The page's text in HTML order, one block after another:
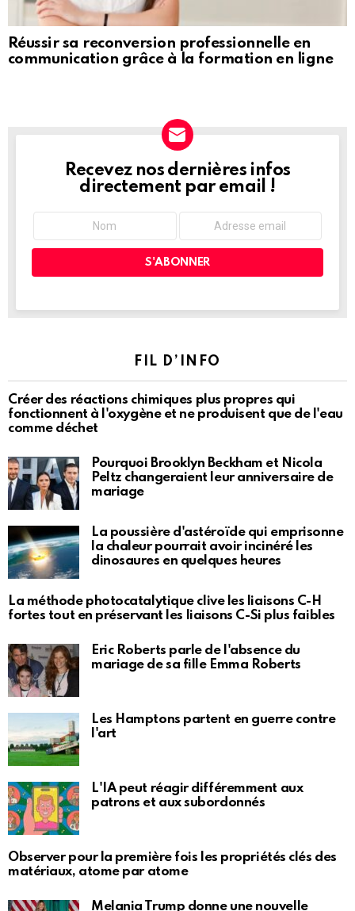
Réussir sa reconversion professionnelle en
communication grâce à la formation en ligne
NEWSLETTER
Recevez nos dernières infos
directement par email !
FIL D’INFO
Créer des réactions chimiques plus propres qui
fonctionnent à l'oxygène et ne produisent que de l'eau
comme déchet
Pourquoi Brooklyn Beckham et Nicola
Peltz changeraient leur anniversaire de
mariage
La poussière d'astéroïde qui emprisonne
la chaleur pourrait avoir incinéré les
dinosaures en quelques heures
La méthode photocatalytique clive les liaisons C-H
fortes tout en préservant les liaisons C-Si plus faibles
Eric Roberts parle de l'absence du
mariage de sa fille Emma Roberts
Les Hamptons partent en guerre contre
l'art
L'IA peut réagir différemment aux
patrons et aux subordonnés
Observer pour la première fois les propriétés clés des
matériaux, atome par atome
Melania Trump donne une nouvelle